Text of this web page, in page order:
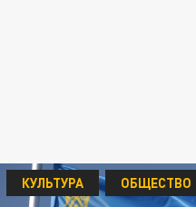
КУЛЬТУРА ОБЩЕСТВО